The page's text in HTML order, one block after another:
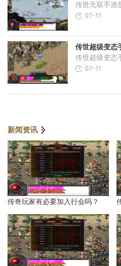
07-11
传世超级变态
07-11
新闻资讯
传奇玩家有必要加入行会吗？